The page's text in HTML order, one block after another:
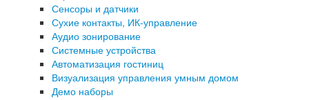
Сенсоры и датчики
Сухие контакты, ИК-управление
Аудио зонирование
Системные устройства
Автоматизация гостиниц
Визуализация управления умным домом
Демо наборы